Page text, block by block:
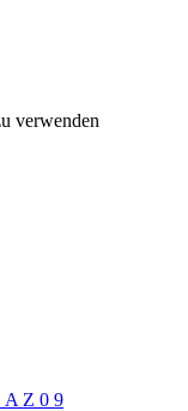
verwenden
A Z 0 9